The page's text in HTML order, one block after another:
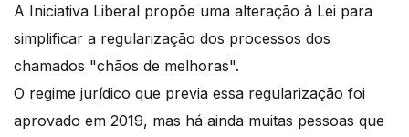
A Iniciativa Liberal propõe uma alteração à Lei para
simplificar a regularização dos processos dos
chamados "chãos de melhoras".
O regime jurídico que previa essa regularização foi
aprovado em 2019, mas há ainda muitas pessoas que